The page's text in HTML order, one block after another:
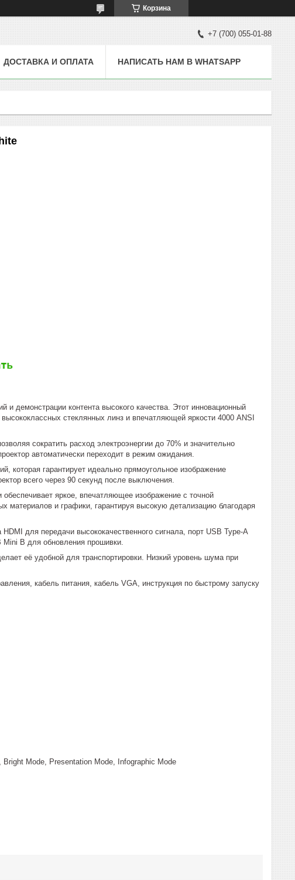
Корзина
+7 (700) 055-01-88
ДОСТАВКА И ОПЛАТА НАПИСАТЬ НАМ В WHATSAPP
демонстрации контента высокого качества. Этот инновационный
стеклянных линз и впечатляющей яркости 4000 ANSI
сократить расход электроэнергии до 70% и значительно
автоматически переходит в режим ожидания.
которая гарантирует идеально прямоугольное изображение
всего через 90 секунд после выключения.
яркое, впечатляющее изображение с точной
материалов и графики, гарантируя высокую детализацию благодаря
для передачи высококачественного сигнала, порт USB Type-A
B для обновления прошивки.
её удобной для транспортировки. Низкий уровень шума при
кабель питания, кабель VGA, инструкция по быстрому запуску
Mode, Presentation Mode, Infographic Mode